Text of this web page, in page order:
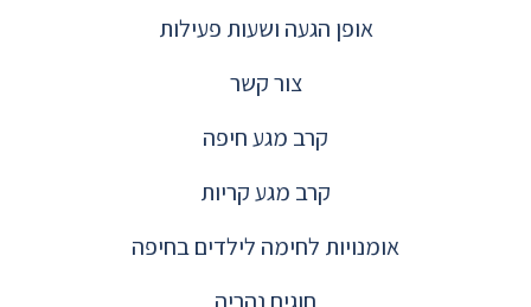
אופן הגעה ושעות פעילות
צור קשר
קרב מגע חיפה
קרב מגע קריות
אומנויות לחימה לילדים בחיפה